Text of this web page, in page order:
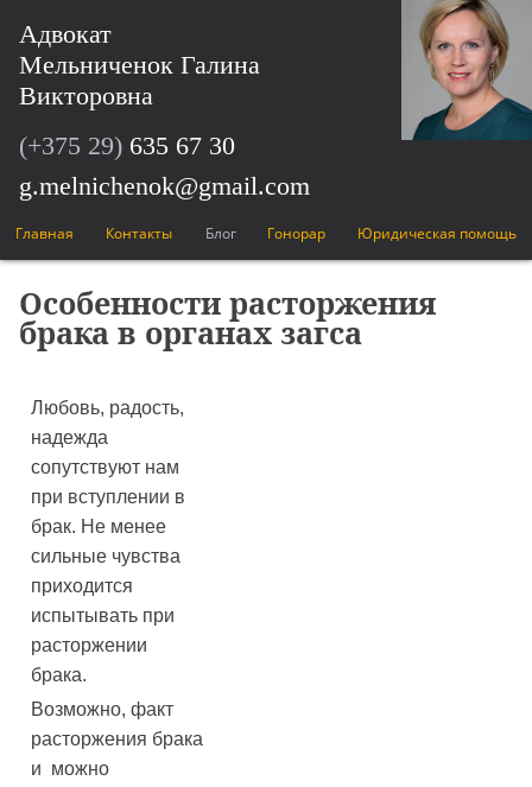
Адвокат
Мельниченок Галина
Викторовна
(+375 29) 635 67 30
g.melnichenok@gmail.com
Главная Контакты Блог Гонорар Юридическая помощь
Особенности расторжения
брака в органах загса
Любовь, радость,
надежда
сопутствуют нам
при вступлении в
брак. Не менее
сильные чувства
приходится
испытывать при
расторжении
брака.
Возможно, факт
расторжения брака
и можно